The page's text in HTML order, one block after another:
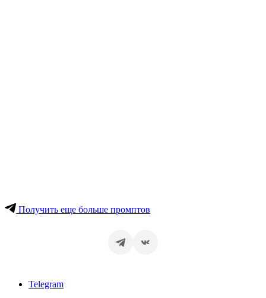
Получить еще больше промптов
Telegram